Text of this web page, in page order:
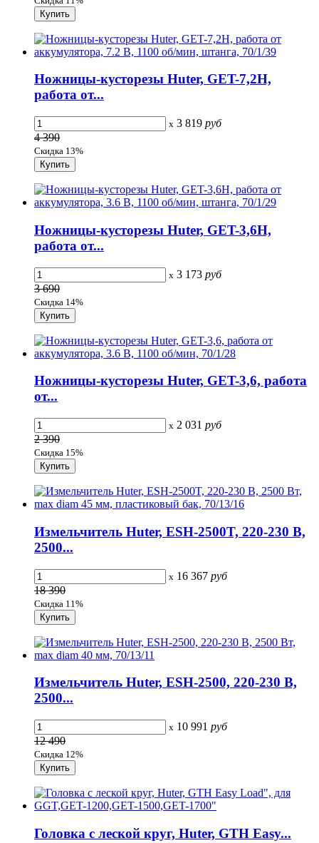
Ножницы-кусторезы Huter, GET-7,2Н,
работа от...
x 3 819 руб
4 390
Скидка 13%
Ножницы-кусторезы Huter, GET-3,6Н,
работа от...
x 3 173 руб
3 690
Скидка 14%
Ножницы-кусторезы Huter, GET-3,6, работа
от...
x 2 031 руб
2 390
Скидка 15%
Измельчитель Huter, ESH-2500T, 220-230 В,
2500...
x 16 367 руб
18 390
Скидка 11%
Измельчитель Huter, ESH-2500, 220-230 В,
2500...
x 10 991 руб
12 490
Скидка 12%
Головка с леской круг, Huter, GTH Easy...